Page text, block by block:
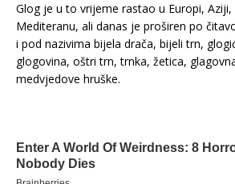
Glog je u to vrijeme rastao u Europi, Aziji,
Mediteranu, ali danas je proširen po
i pod nazivima bijela drača, bijeli trn,
glogovina, oštri trn, trnka, žetica,
medvjedove hruške.